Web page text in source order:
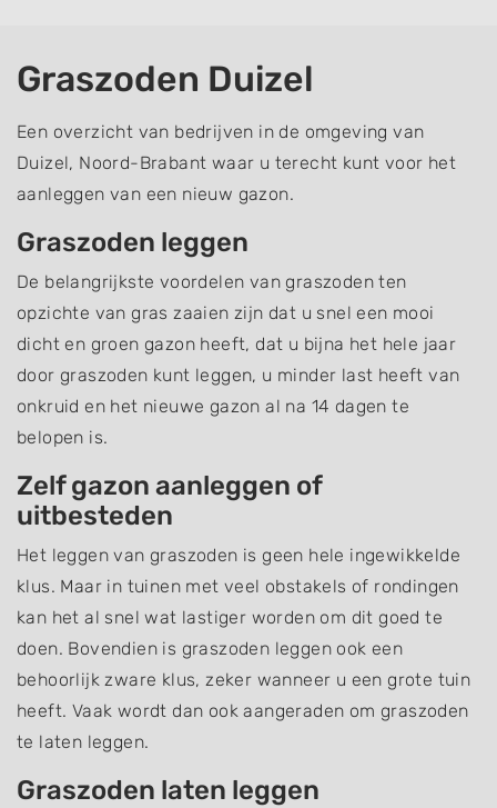
Graszoden Duizel
Een overzicht van bedrijven in de omgeving van
Duizel, Noord-Brabant waar u terecht kunt voor het
aanleggen van een nieuw gazon.
Graszoden leggen
De belangrijkste voordelen van graszoden ten
opzichte van gras zaaien zijn dat u snel een mooi
dicht en groen gazon heeft, dat u bijna het hele jaar
door graszoden kunt leggen, u minder last heeft van
onkruid en het nieuwe gazon al na 14 dagen te
belopen is.
Zelf gazon aanleggen of
uitbesteden
Het leggen van graszoden is geen hele ingewikkelde
klus. Maar in tuinen met veel obstakels of rondingen
kan het al snel wat lastiger worden om dit goed te
doen. Bovendien is graszoden leggen ook een
behoorlijk zware klus, zeker wanneer u een grote tuin
heeft. Vaak wordt dan ook aangeraden om graszoden
te laten leggen.
Graszoden laten leggen